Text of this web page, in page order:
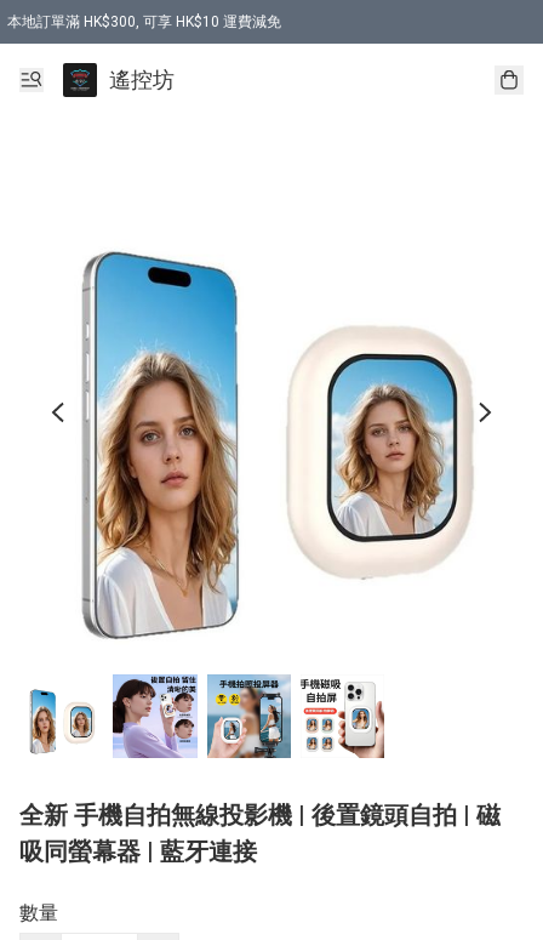
本地訂單滿 HK$300, 可享 HK$10 運費減免
購買 7.6V 6500mah 70C 電池 送 7.6V USB充電器
遙控坊
全新 手機自拍無線投影機 | 後置鏡頭自拍 | 磁
吸同螢幕器 | 藍牙連接
數量